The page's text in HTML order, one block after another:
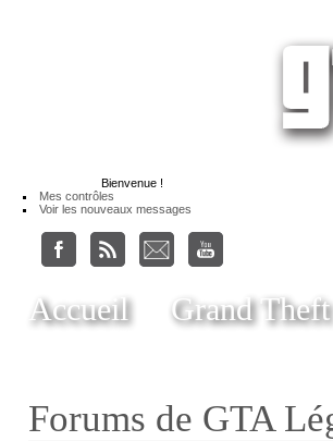
Bienvenue !
Mes contrôles
Voir les nouveaux messages
Accueil Grand
Forums de GTA